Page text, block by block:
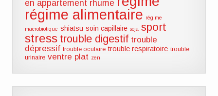
en appartement rhume
régime alimentaire régime
macrobiotique shiatsu soin capillaire soja sport
stress trouble digestif trouble
dépressif trouble oculaire trouble respiratoire trouble
urinaire ventre plat zen